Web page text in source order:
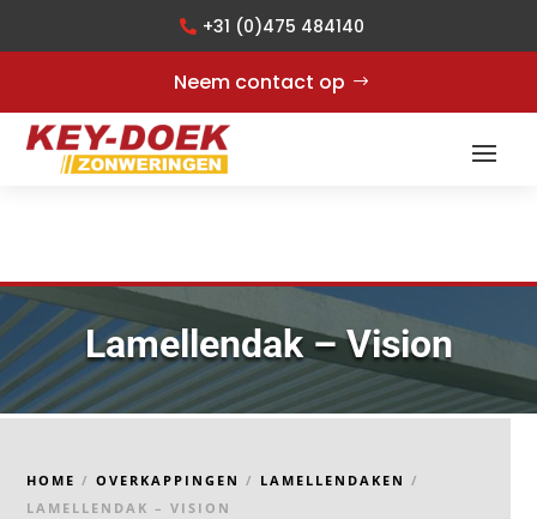
+31 (0)475 484140
Neem contact op
Lamellendak – Vision
HOME /OVERKAPPINGEN / LAMELLENDAKEN /
LAMELLENDAK – VISION